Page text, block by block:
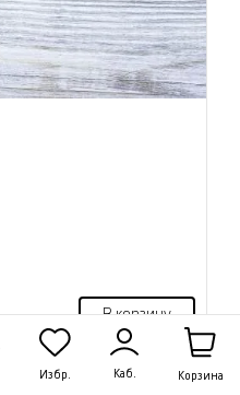
Избр. Каб. Корзина
В корзину